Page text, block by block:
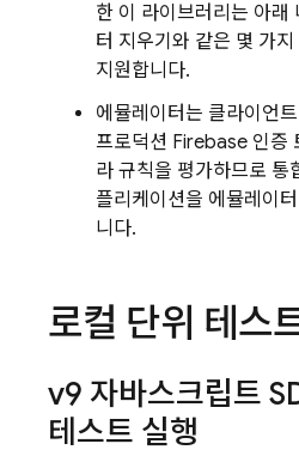
한 이 라이브러리는 아래
터 지우기와 같은 몇 가
지원합니다.
에뮬레이터는 클라이언
프로덕션 Firebase 인증
라 규칙을 평가하므로 통
플리케이션을 에뮬레이
니다.
로컬 단위 테스
v9 자바스크립트
테스트 실행